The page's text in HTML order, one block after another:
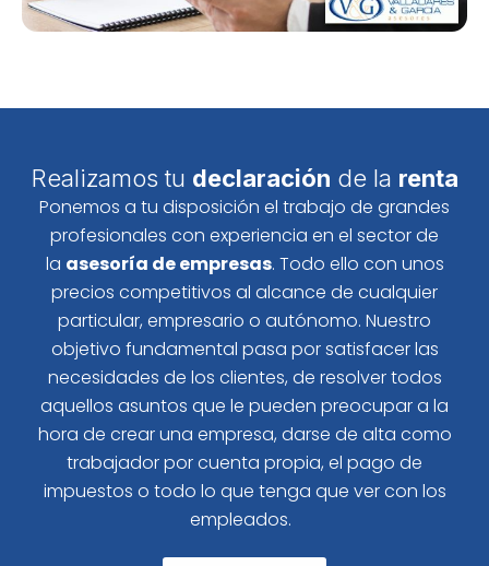
Realizamos tu declaración de la renta
Ponemos a tu disposición el trabajo de grandes
profesionales con experiencia en el sector de
la asesoría de empresas. Todo ello con unos
precios competitivos al alcance de cualquier
particular, empresario o autónomo. Nuestro
objetivo fundamental pasa por satisfacer las
necesidades de los clientes, de resolver todos
aquellos asuntos que le pueden preocupar a la
hora de crear una empresa, darse de alta como
trabajador por cuenta propia, el pago de
impuestos o todo lo que tenga que ver con los
empleados.